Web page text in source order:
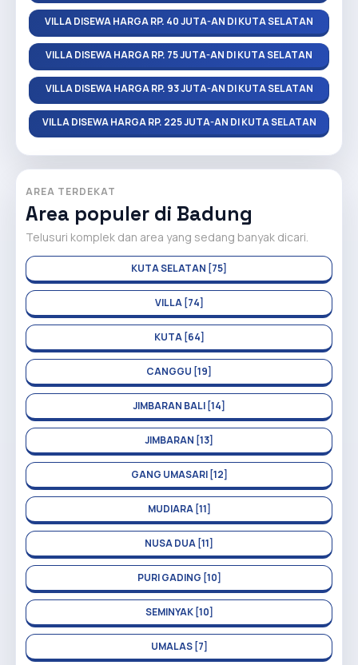
VILLA DISEWA HARGA RP. 40 JUTA-AN DI KUTA SELATAN
VILLA DISEWA HARGA RP. 75 JUTA-AN DI KUTA SELATAN
VILLA DISEWA HARGA RP. 93 JUTA-AN DI KUTA SELATAN
VILLA DISEWA HARGA RP. 225 JUTA-AN DI KUTA SELATAN
AREA TERDEKAT
Area populer di Badung
Telusuri komplek dan area yang sedang banyak dicari.
KUTA SELATAN [75]
VILLA [74]
KUTA [64]
CANGGU [19]
JIMBARAN BALI [14]
JIMBARAN [13]
GANG UMASARI [12]
MUDIARA [11]
NUSA DUA [11]
PURI GADING [10]
SEMINYAK [10]
UMALAS [7]